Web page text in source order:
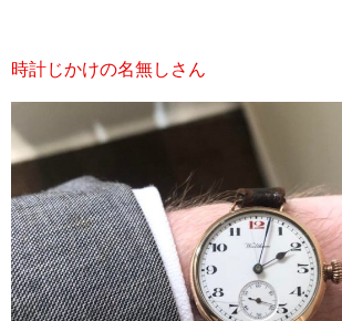
時計じかけの名無しさん